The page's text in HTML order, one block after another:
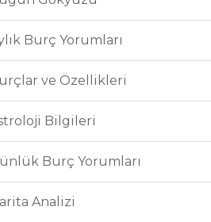
Burç Yorumları
ve Özellikleri
Bilgileri
Burç Yorumları
Analizi